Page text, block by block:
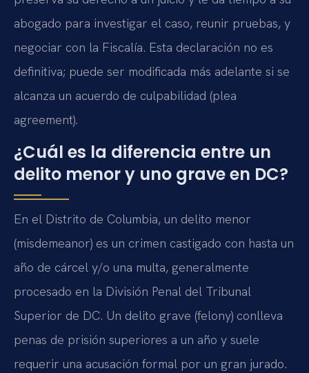
abogado para investigar el caso, reunir pruebas, y
negociar con la Fiscalía. Esta declaración no es
definitiva; puede ser modificada más adelante si se
alcanza un acuerdo de culpabilidad (plea
agreement).
¿Cuál es la diferencia entre un
delito menor y uno grave en DC?
En el Distrito de Columbia, un delito menor
(misdemeanor) es un crimen castigado con hasta un
año de cárcel y/o una multa, generalmente
procesado en la División Penal del Tribunal
Superior de DC. Un delito grave (felony) conlleva
penas de prisión superiores a un año y suele
requerir una acusación formal por un gran jurado.